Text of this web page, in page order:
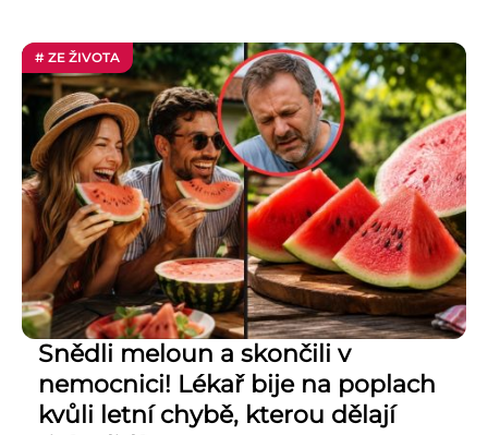
# ZE ŽIVOTA
Snědli meloun a skončili v
nemocnici! Lékař bije na poplach
kvůli letní chybě, kterou dělají